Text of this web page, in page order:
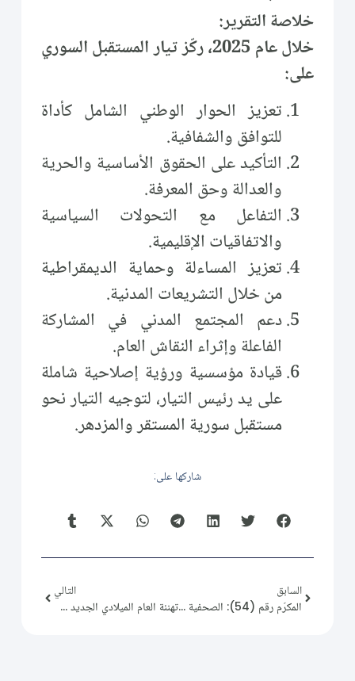
خلاصة التقرير:
خلال عام 2025، ركّز تيار المستقبل السوري
على:
تعزيز الحوار الوطني الشامل كأداة
للتوافق والشفافية.
التأكيد على الحقوق الأساسية والحرية
والعدالة وحق المعرفة.
التفاعل مع التحولات السياسية
والاتفاقيات الإقليمية.
تعزيز المساءلة وحماية الديمقراطية
من خلال التشريعات المدنية.
دعم المجتمع المدني في المشاركة
الفاعلة وإثراء النقاش العام.
قيادة مؤسسية ورؤية إصلاحية شاملة
على يد رئيس التيار، لتوجيه التيار نحو
مستقبل سورية المستقر والمزدهر.
شاركها على:
السابق
المكرّم رقم (54): الصحفية الأمريكية ماري كولفينMarie Colvin
التالي
تهنئة العام الميلادي الجديد 2026م